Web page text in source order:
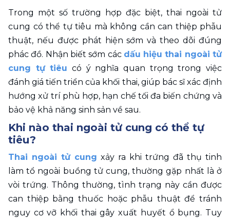
Trong một số trường hợp đặc biệt, thai ngoài tử
cung có thể tự tiêu mà không cần can thiệp phẫu
thuật, nếu được phát hiện sớm và theo dõi đúng
phác đồ. Nhận biết sớm các dấu hiệu thai ngoài tử
cung tự tiêu có ý nghĩa quan trọng trong việc
đánh giá tiến triển của khối thai, giúp bác sĩ xác định
hướng xử trí phù hợp, hạn chế tối đa biến chứng và
bảo vệ khả năng sinh sản về sau.
Khi nào thai ngoài tử cung có thể tự
tiêu?
Thai ngoài tử cung xảy ra khi trứng đã thụ tinh
làm tổ ngoài buồng tử cung, thường gặp nhất là ở
vòi trứng. Thông thường, tình trạng này cần được
can thiệp bằng thuốc hoặc phẫu thuật để tránh
nguy cơ vỡ khối thai gây xuất huyết ổ bụng. Tuy